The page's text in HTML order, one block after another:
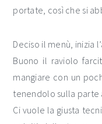
portate, così che si
Deciso il menù, inizia
Buono il raviolo
mangiare con un
tenendolo sulla parte
Ci vuole la giusta